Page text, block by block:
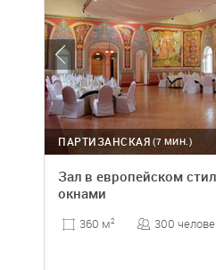
(7 МИН.)
ПАРТИЗАНСКАЯ
Зал в европейском
окнами
360 м2 300